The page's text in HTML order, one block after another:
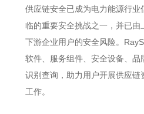
供应链安全已成为电力能源行业
临的重要安全挑战之一，并已由
下游企业用户的安全风险。
软件、服务组件、安全设备、品
识别查询，助力用户开展供应链
工作。